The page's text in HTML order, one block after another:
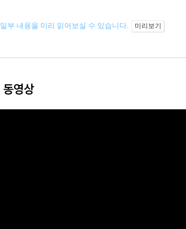
부 내용을 미리 읽어보실 수 있습니다. 미리보기
영상